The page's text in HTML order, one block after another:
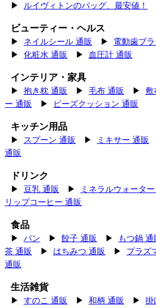
▶ ルイヴィトンのバッグ、最安値！
ビューティー・ヘルス
▶ ネイルシール 通販 ▶ 電動歯ブ
▶ 化粧水 通販 ▶ 血圧計 通販
インテリア・家具
▶ 抱き枕 通販 ▶ 毛布 通販 ▶ 敷
ー 通販
▶ ビーズクッション 通販
キッチン用品
▶ スプーン 通販 ▶ ミキサー 通販
通販
ドリンク
▶ 豆乳 通販 ▶ ミネラルウォータ
リップコーヒー 通販
食品
▶ パン ▶ 餃子 通販 ▶ もつ鍋 通
茶 通販
▶ はちみつ 通販 ▶ プラズ
通販
生活雑貨
▶ すのこ 通販 ▶ 和柄 通販 ▶ 掛